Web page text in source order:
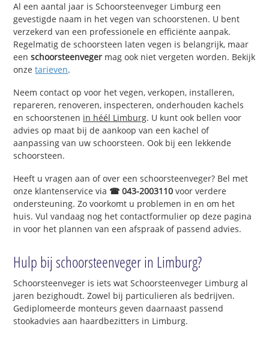
Al een aantal jaar is Schoorsteenveger Limburg een
gevestigde naam in het vegen van schoorstenen. U bent
verzekerd van een professionele en efficiënte aanpak.
Regelmatig de schoorsteen laten vegen is belangrijk, maar
eenschoorsteenveger mag ook niet vergeten worden. Bekijk
onzetarieven.
Neem contact op voor het vegen, verkopen, installeren,
repareren, renoveren, inspecteren, onderhouden kachels
en schoorstenen in héél Limburg. U kunt ook bellen voor
advies op maat bij de aankoop van een kachel of
aanpassing van uw schoorsteen. Ook bij een lekkende
schoorsteen.
Heeft u vragen aan of over een schoorsteenveger? Bel met
onze klantenservice via ☎ 043-2003110 voor verdere
ondersteuning. Zo voorkomt u problemen in en om het
huis. Vul vandaag nog het contactformulier op deze pagina
in voor het plannen van een afspraak of passend advies.
Hulp bij schoorsteenveger in Limburg?
Schoorsteenveger is iets wat Schoorsteenveger Limburg al
jaren bezighoudt. Zowel bij particulieren als bedrijven.
Gediplomeerde monteurs geven daarnaast passend
stookadvies aan haardbezitters in Limburg.